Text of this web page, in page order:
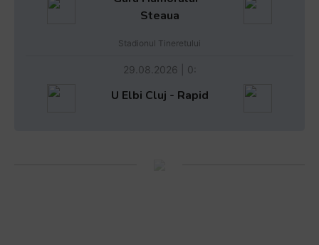
Steaua
Stadionul Tineretului
29.08.2026 | 0:
U Elbi Cluj - Rapid